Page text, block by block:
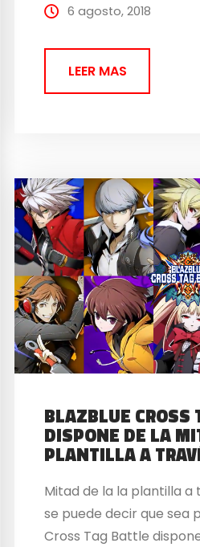
6 agosto, 2018
LEER MAS
BLAZBLUE CROSS
DISPONE DE LA
PLANTILLA A
Mitad de la la plantilla a
se puede decir que sea
Cross Tag Battle